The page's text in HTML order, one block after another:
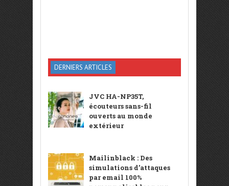
DERNIERS ARTICLES
JVC HA-NP35T,
écouteurs sans-fil
ouverts au monde
extérieur
Mailinblack : Des
simulations d’attaques
par email 100%